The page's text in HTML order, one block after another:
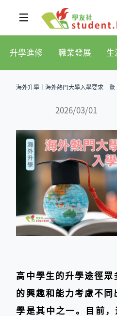
升學進修 職業發展 生
海外升學│海外熱門大學入學要求一覽
2026/03/01
高中學生的升學途徑眾
的興趣和能力考慮不同
學是其中之一。目前